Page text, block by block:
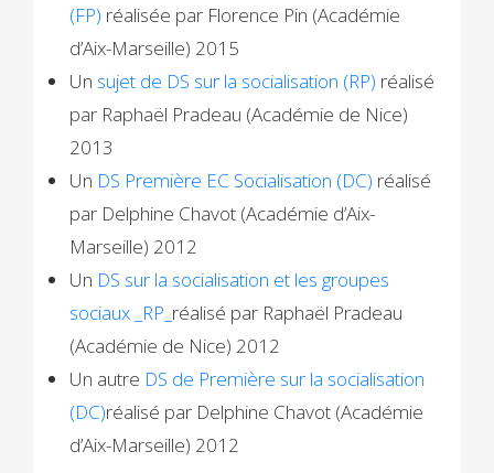
(FP) réalisée par Florence Pin (Académie
d’Aix-Marseille) 2015
Un sujet de DS sur la socialisation (RP) réalisé
par Raphaël Pradeau (Académie de Nice)
2013
Un DS Première EC Socialisation (DC) réalisé
par Delphine Chavot (Académie d’Aix-
Marseille) 2012
Un DS sur la socialisation et les groupes
sociaux _RP_ réalisé par Raphaël Pradeau
(Académie de Nice) 2012
Un autre DS de Première sur la socialisation
(DC)réalisé par Delphine Chavot (Académie
d’Aix-Marseille) 2012